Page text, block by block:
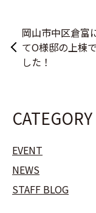
岡山市中区倉富
てO様邸の上棟で
した！
CATEGORY
EVENT
NEWS
STAFF BLOG